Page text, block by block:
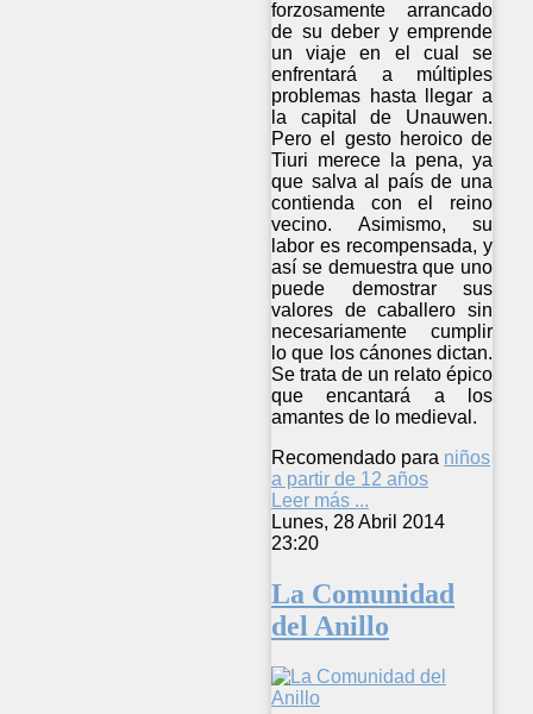
forzosamente arrancado
de su deber y emprende
un viaje en el cual se
enfrentará a múltiples
problemas hasta llegar a
la capital de Unauwen.
Pero el gesto heroico de
Tiuri merece la pena, ya
que salva al país de una
contienda con el reino
vecino. Asimismo, su
labor es recompensada, y
así se demuestra que uno
puede demostrar sus
valores de caballero sin
necesariamente cumplir
lo que los cánones dictan.
Se trata de un relato épico
que encantará a los
amantes de lo medieval.
Recomendado para niños
a partir de 12 años
Leer más ...
Lunes, 28 Abril 2014
23:20
La Comunidad
del Anillo